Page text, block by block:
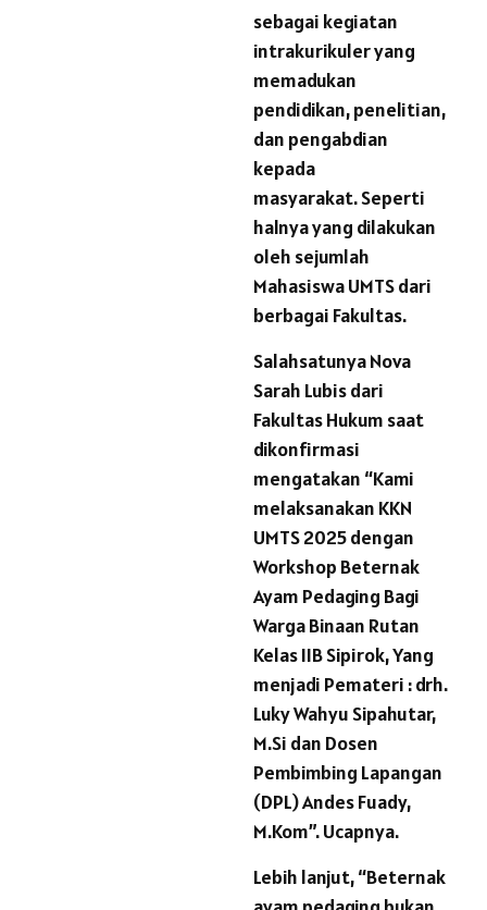
sebagai kegiatan
intrakurikuler yang
memadukan
pendidikan, penelitian,
dan pengabdian
kepada
masyarakat. Seperti
halnya yang dilakukan
oleh sejumlah
Mahasiswa UMTS dari
berbagai Fakultas.
Salahsatunya Nova
Sarah Lubis dari
Fakultas Hukum saat
dikonfirmasi
mengatakan “Kami
melaksanakan KKN
UMTS 2025 dengan
Workshop Beternak
Ayam Pedaging Bagi
Warga Binaan Rutan
Kelas IIB Sipirok, Yang
menjadi Pemateri : drh.
Luky Wahyu Sipahutar,
M.Si dan Dosen
Pembimbing Lapangan
(DPL) Andes Fuady,
M.Kom”. Ucapnya.
Lebih lanjut, “Beternak